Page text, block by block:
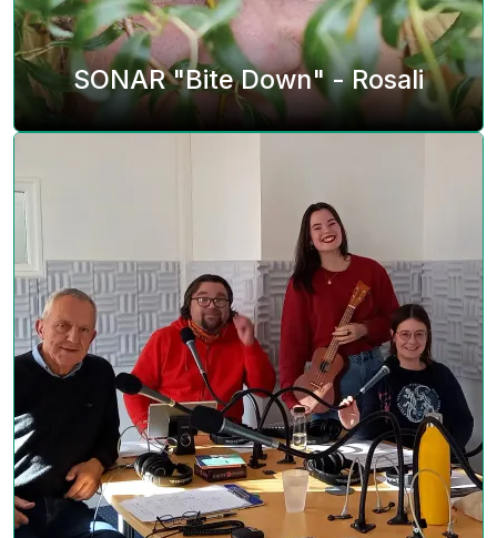
SONAR "Bite Down" - Rosali